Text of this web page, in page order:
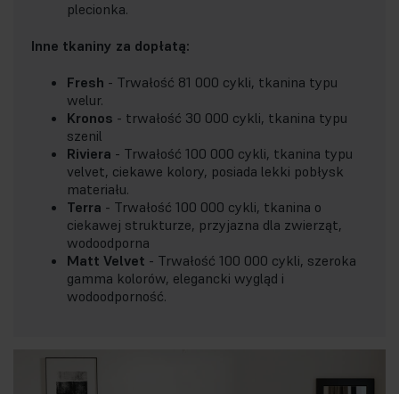
plecionka.
Inne tkaniny za dopłatą:
Fresh - Trwałość 81 000 cykli, tkanina typu
welur.
Kronos - trwałość 30 000 cykli, tkanina typu
szenil
Riviera - Trwałość 100 000 cykli, tkanina typu
velvet, ciekawe kolory, posiada lekki pobłysk
materiału.
Terra - Trwałość 100 000 cykli, tkanina o
ciekawej strukturze, przyjazna dla zwierząt,
wodoodporna
Matt Velvet - Trwałość 100 000 cykli, szeroka
gamma kolorów, elegancki wygląd i
wodoodporność.